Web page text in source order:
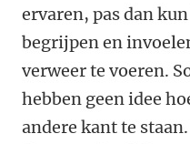
ervaren, pas dan
begrijpen en
verweer te voeren.
hebben geen idee
andere kant te